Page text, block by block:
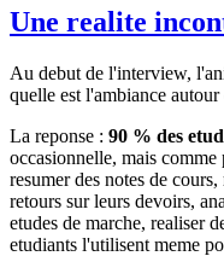
Une realite
Au debut de l'interview,
quelle est l'ambiance
La reponse : 90 % des
occasionnelle, mais
resumer des notes de
retours sur leurs devoirs,
etudes de marche, realiser
etudiants l'utilisent meme